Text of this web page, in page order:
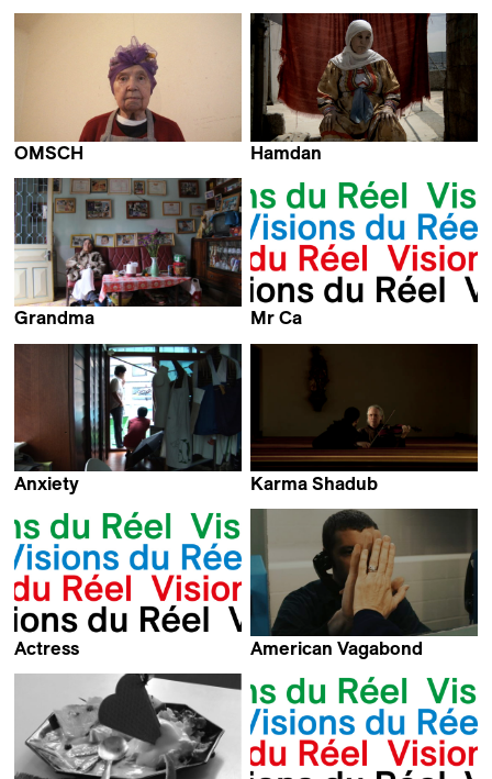
Frédéric Florey
OMSCH
Hamdan
Grandma
Mr Ca
Anxiety
Karma Shadub
Jan Gassmann
Actress
American Vagabond